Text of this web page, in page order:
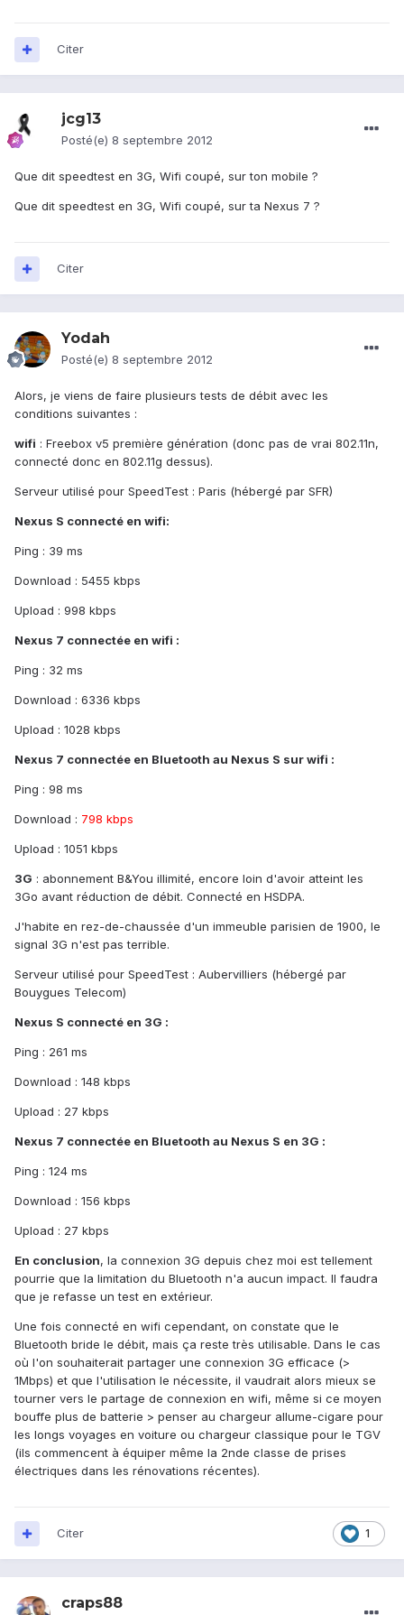
Citer
jcg13
Posté(e) 8 septembre 2012
Que dit speedtest en 3G, Wifi coupé, sur ton mobile ?
Que dit speedtest en 3G, Wifi coupé, sur ta Nexus 7 ?
Citer
Yodah
Posté(e) 8 septembre 2012
Alors, je viens de faire plusieurs tests de débit avec les
conditions suivantes :
wifi : Freebox v5 première génération (donc pas de vrai 802.11n,
connecté donc en 802.11g dessus).
Serveur utilisé pour SpeedTest : Paris (hébergé par SFR)
Nexus S connecté en wifi:
Ping : 39 ms
Download : 5455 kbps
Upload : 998 kbps
Nexus 7 connectée en wifi :
Ping : 32 ms
Download : 6336 kbps
Upload : 1028 kbps
Nexus 7 connectée en Bluetooth au Nexus S sur wifi :
Ping : 98 ms
Download : 798 kbps
Upload : 1051 kbps
3G : abonnement B&You illimité, encore loin d'avoir atteint les
3Go avant réduction de débit. Connecté en HSDPA.
J'habite en rez-de-chaussée d'un immeuble parisien de 1900, le
signal 3G n'est pas terrible.
Serveur utilisé pour SpeedTest : Aubervilliers (hébergé par
Bouygues Telecom)
Nexus S connecté en 3G :
Ping : 261 ms
Download : 148 kbps
Upload : 27 kbps
Nexus 7 connectée en Bluetooth au Nexus S en 3G :
Ping : 124 ms
Download : 156 kbps
Upload : 27 kbps
En conclusion, la connexion 3G depuis chez moi est tellement
pourrie que la limitation du Bluetooth n'a aucun impact. Il faudra
que je refasse un test en extérieur.
Une fois connecté en wifi cependant, on constate que le
Bluetooth bride le débit, mais ça reste très utilisable. Dans le cas
où l'on souhaiterait partager une connexion 3G efficace (>
1Mbps) et que l'utilisation le nécessite, il vaudrait alors mieux se
tourner vers le partage de connexion en wifi, même si ce moyen
bouffe plus de batterie > penser au chargeur allume-cigare pour
les longs voyages en voiture ou chargeur classique pour le TGV
(ils commencent à équiper même la 2nde classe de prises
électriques dans les rénovations récentes).
1
Citer
craps88